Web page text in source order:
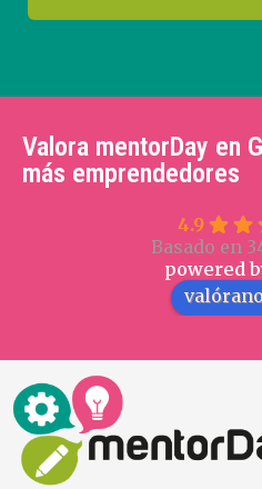
Valora mentorDay en
más emprendedores
4.9
Basado en
powered